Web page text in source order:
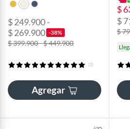
$ 249.900 -
$ 269.900 -38%
$ 399.900 - $ 449.900
(2)
Agregar
$
$
$